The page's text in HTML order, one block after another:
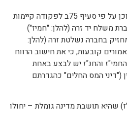
על פי סעיף 5(5) לפקודה וכן על פי סעיף 75ב לפקודה קיימות
משלח יד זרה (להלן: "חמיז")
בחברה נשלטת זרה (להלן:
קובעות, כי את חישוב הרווח
והחנ"ז יש לבצע באחת
("דיני המס החלים" כהגדרתם
שהיא תושבת מדינה גומלת – יחולו